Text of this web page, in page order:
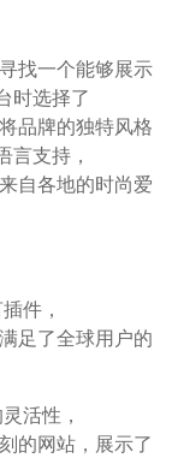
找一个能够展示
时选择了
品牌的独特风格
言支持，
自各地的时尚爱
件，
足了全球用户的
活性，
的网站，展示了